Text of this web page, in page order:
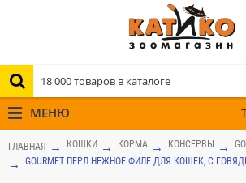
МЕНЮ
ГЛАВНАЯ КОШКИ КОРМА КОНСЕРВЫ
GOURMET ПЕРЛ НЕЖНОЕ ФИЛЕ ДЛЯ КОШЕК, С